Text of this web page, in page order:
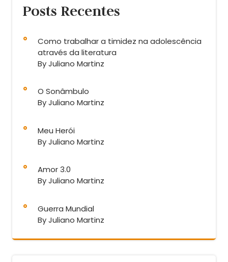
Posts Recentes
Como trabalhar a timidez na adolescência
através da literatura
By Juliano Martinz
O Sonâmbulo
By Juliano Martinz
Meu Herói
By Juliano Martinz
Amor 3.0
By Juliano Martinz
Guerra Mundial
By Juliano Martinz